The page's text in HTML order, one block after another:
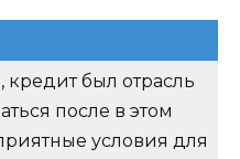
кредит был отрасль
после в этом
условия для